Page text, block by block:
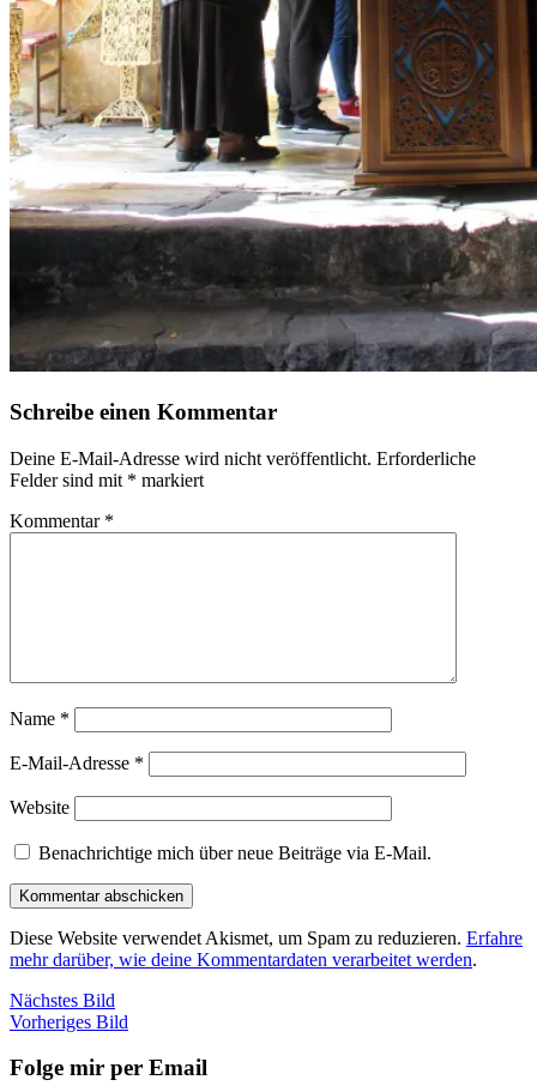
Schreibe einen Kommentar
Deine E-Mail-Adresse wird nicht veröffentlicht. Erforderliche
Felder sind mit * markiert
Kommentar *
Name *
E-Mail-Adresse *
Website
Benachrichtige mich über neue Beiträge via E-Mail.
Diese Website verwendet Akismet, um Spam zu reduzieren. Erfahre
mehr darüber, wie deine Kommentardaten verarbeitet werden.
Nächstes Bild
Vorheriges Bild
Folge mir per Email